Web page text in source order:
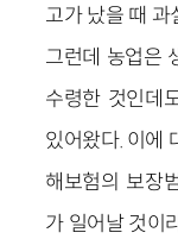
고가 났을 때 과
그런데 농업은
수령한 것인데
있어왔다. 이에
해보험의 보장
가 일어날 것이